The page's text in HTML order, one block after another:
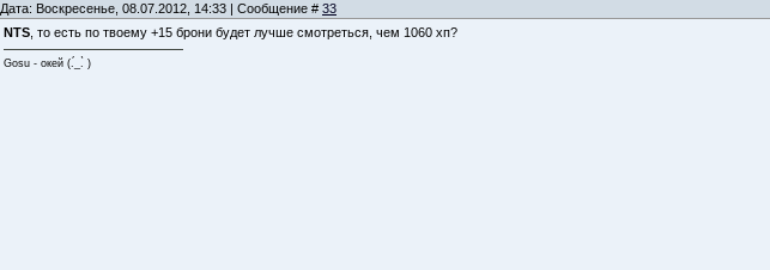
Дата: Воскресенье, 08.07.2012, 14:33 | Сообщение # 33
NTS , то есть по твоему +15 брони будет лучше смотреться, чем 1060 хп?
Gosu - окей (.́_.̀ )